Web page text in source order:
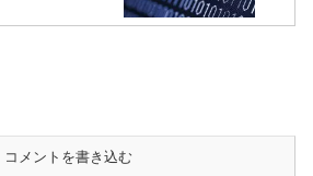
コメントを書き込む